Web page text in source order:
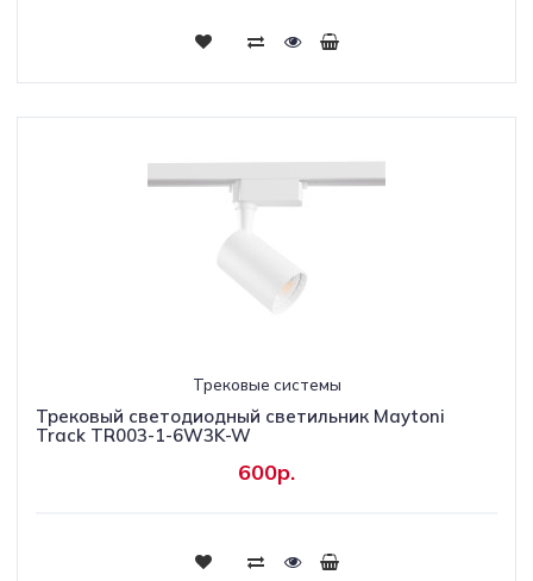
Трековые системы
Трековый светодиодный светильник Maytoni
Track TR003-1-6W3K-W
600р.